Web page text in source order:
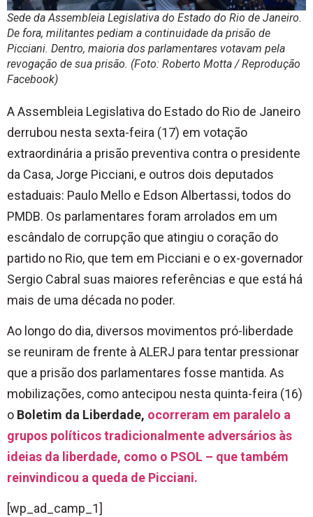
Sede da Assembleia Legislativa do Estado do Rio de Janeiro.
De fora, militantes pediam a continuidade da prisão de
Picciani. Dentro, maioria dos parlamentares votavam pela
revogação de sua prisão. (Foto: Roberto Motta / Reprodução
Facebook)
A Assembleia Legislativa do Estado do Rio de Janeiro
derrubou nesta sexta-feira (17) em votação
extraordinária a prisão preventiva contra o presidente
da Casa, Jorge Picciani, e outros dois deputados
estaduais: Paulo Mello e Edson Albertassi, todos do
PMDB. Os parlamentares foram arrolados em um
escândalo de corrupção que atingiu o coração do
partido no Rio, que tem em Picciani e o ex-governador
Sergio Cabral suas maiores referências e que está há
mais de uma década no poder.
Ao longo do dia, diversos movimentos pró-liberdade
se reuniram de frente à ALERJ para tentar pressionar
que a prisão dos parlamentares fosse mantida. As
mobilizações, como antecipou nesta quinta-feira (16)
o Boletim da Liberdade, ocorreram em paralelo a
grupos políticos tradicionalmente adversários às
ideias da liberdade, como o PSOL – que também
reinvindicou a queda de Picciani.
[wp_ad_camp_1]